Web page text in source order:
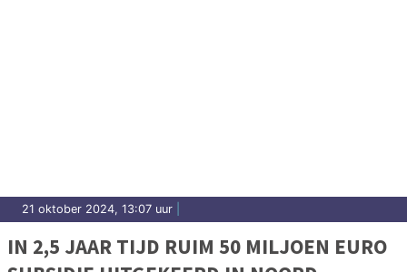
21 oktober 2024, 13:07 uur
IN 2,5 JAAR TIJD RUIM 50 MILJOEN EURO